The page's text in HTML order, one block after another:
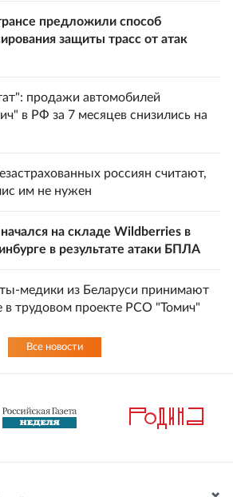
предложили способ
защиты трасс от атак
продажи автомобилей
в РФ за 7 месяцев снизились на
россиян считают,
им не нужен
на складе Wildberries в
в результате атаки БПЛА
медики из Беларуси принимают
в трудовом проекте РСО "Томич"
Все новости